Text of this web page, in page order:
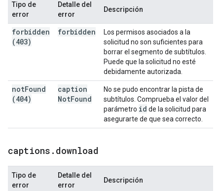
Tipo de
error
Detalle del
error
Descripción
forbidden
(403)
forbidden
Los permisos asociados a la
solicitud no son suficientes para
borrar el segmento de subtítulos.
Puede que la solicitud no esté
debidamente autorizada.
notFound
(404)
caption
NotFound
No se pudo encontrar la pista de
subtítulos. Comprueba el valor del
parámetro id de la solicitud para
asegurarte de que sea correcto.
captions . download
Tipo de
error
Detalle del
error
Descripción